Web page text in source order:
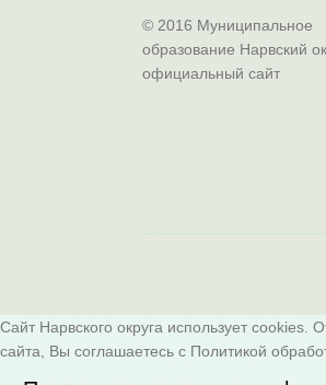
© 2016 Муниципальное
образование Нарвский
официальный сайт
Сайт Нарвского округа использует
сайта, Вы соглашаетесь с Политикой